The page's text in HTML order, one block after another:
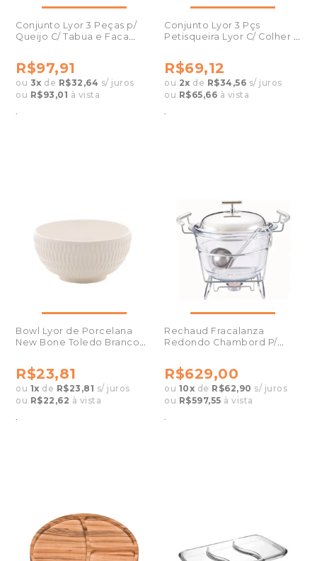
Conjunto Lyor 3 Peças p/
Queijo C/ Tabua e Faca
R$97,91
ou 3x de R$32,64 s/ juros
ou R$93,01 à vista
.
Conjunto Lyor 3 Pçs
Petisqueira Lyor C/ Colher e
R$69,12
ou 2x de R$34,56 s/ juros
ou R$65,66 à vista
.
Bowl Lyor de Porcelana
New Bone Toledo Branco
R$23,81
ou 1x de R$23,81 s/ juros
ou R$22,62 à vista
.
Rechaud Fracalanza
Redondo Chambord P/
R$629,00
ou 10x de R$62,90 s/ juros
ou R$597,55 à vista
.